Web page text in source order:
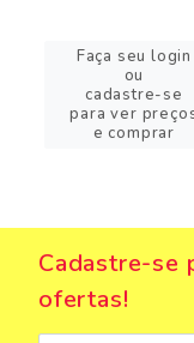
Faça seu login
ou
cadastre-se
para ver
e comprar
Cadastre-se
ofertas!